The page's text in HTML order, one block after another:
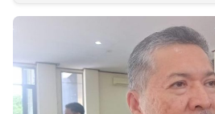
INDONESIA
Partner